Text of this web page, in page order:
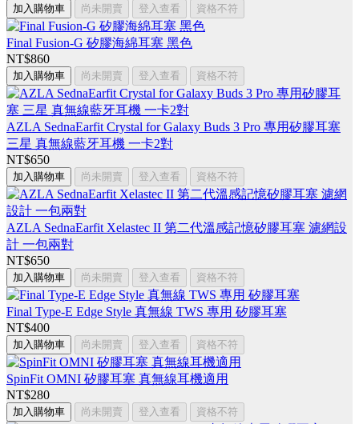
加入購物車 尚未開賣 登入查看 資格不符
Final Fusion-G 矽膠海綿耳塞 黑色
NT$860
加入購物車 尚未開賣 登入查看 資格不符
AZLA SednaEarfit Crystal for Galaxy Buds 3 Pro 專用矽膠耳塞
三星 真無線藍牙耳機 一卡2對
NT$650
加入購物車 尚未開賣 登入查看 資格不符
AZLA SednaEarfit Xelastec II 第二代溫感記憶矽膠耳塞 濾網設
計 一包兩對
NT$650
加入購物車 尚未開賣 登入查看 資格不符
Final Type-E Edge Style 真無線 TWS 專用 矽膠耳塞
NT$400
加入購物車 尚未開賣 登入查看 資格不符
SpinFit OMNI 矽膠耳塞 真無線耳機適用
NT$280
加入購物車 尚未開賣 登入查看 資格不符